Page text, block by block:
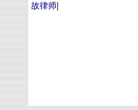
故律师
本网